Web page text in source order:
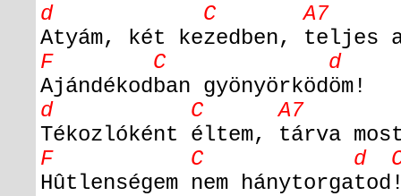
d C A7
Atyám, két kezedben, teljes
F C d
Ajándékodban gyönyörködöm!
d C A7
Tékozlóként éltem, tárva
F C d
Hûtlenségem nem